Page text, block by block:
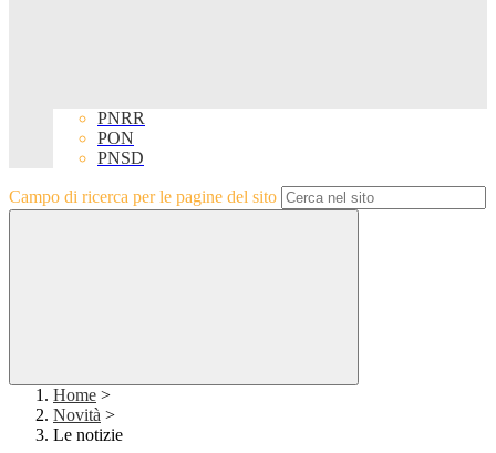
PNRR
PON
PNSD
Campo di ricerca per le pagine del sito
Home >
Novità >
Le notizie